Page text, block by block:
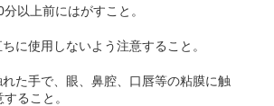
以上前にはがすこと。
に使用しないよう注意すること。
た手で、眼、鼻腔、口唇等の粘膜に触
ること。